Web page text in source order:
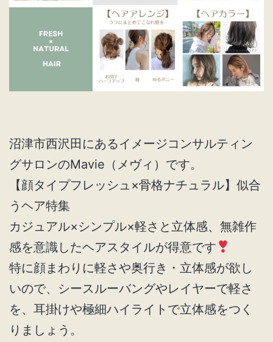
沼津市西沢田にあるイメージコンサルティン
グサロンのMavie（メヴィ）です。
【顔タイプフレッシュ×骨格ナチュラル】似合
うヘア特集
カジュアル×シンプル×軽さと立体感、無雑作
感を意識したヘアスタイルが得意です
特に顔まわりに軽さや奥行き・立体感が欲し
いので、シースルーバングやレイヤーで軽さ
を、耳掛けや極細ハイライトで立体感をつく
りましょう。